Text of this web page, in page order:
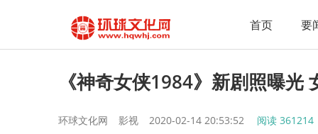
首页 要
《神奇女侠1984》新剧照曝光
环球文化网 影视 2020-02-14 20:53:52 阅读 361214